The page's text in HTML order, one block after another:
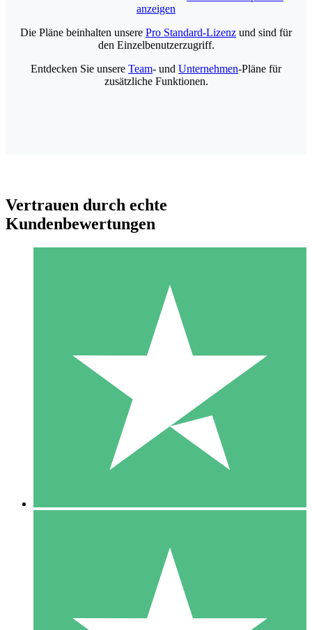
anzeigen
Individuelle Credit-Pakete
Zahlen Sie nach Bedarf mit Download-Credits. Keine
monatliche Verpflichtung erforderlich.
10 00
10 Downloads
20 00
Die Pläne beinhalten unsere Pro Standard-Lizenz und sind für
den Einzelbenutzerzugriff.
Entdecken Sie unsere Team- und Unternehmen-Pläne für
zusätzliche Funktionen.
Vertrauen durch echte
Kundenbewertungen